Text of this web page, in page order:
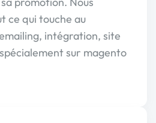
ce qui touche au
intégration, site
sur magento